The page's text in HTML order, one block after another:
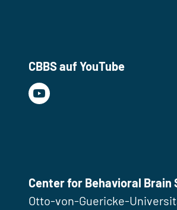
CBBS auf YouTube
Center for Behavioral Brain
Otto-von-Guericke-